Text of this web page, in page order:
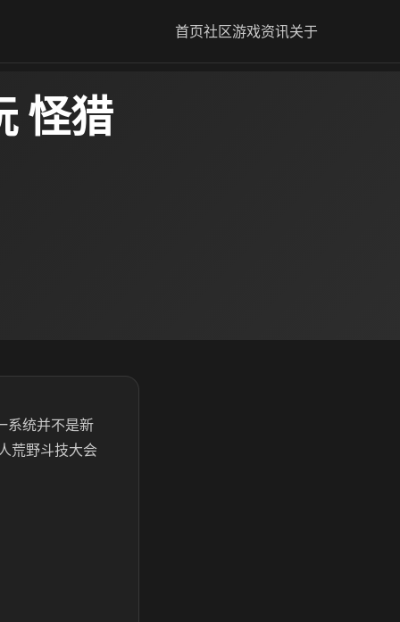
首页社区游戏资讯关于
怪猎
系统并不是新
荒野斗技大会